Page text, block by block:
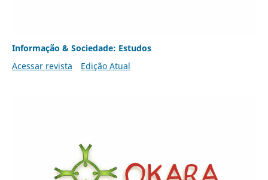
Informação & Sociedade: Estudos
Acessar revista
Edição Atual